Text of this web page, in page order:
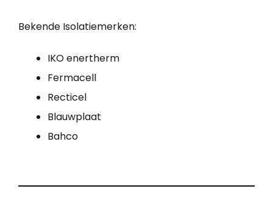
Bekende Isolatiemerken:
IKO enertherm
Fermacell
Recticel
Blauwplaat
Bahco